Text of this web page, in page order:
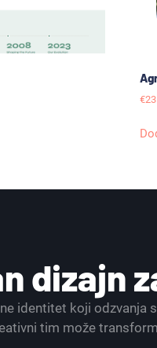
€
dizajn
identitet koji
tim može